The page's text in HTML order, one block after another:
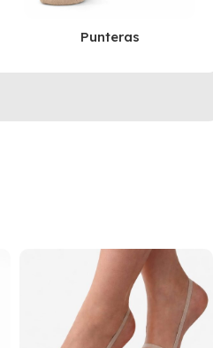
Punteras